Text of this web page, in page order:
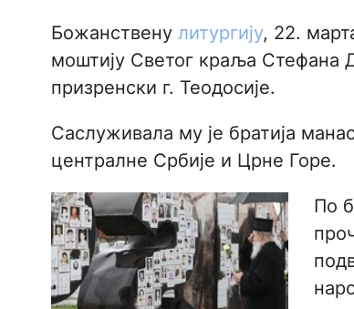
Божанствену литургију, 22.
моштију Светог краља Стефана
призренски г. Теодосије.
Саслуживала му је братија
централне Србије и Црне Горе.
По